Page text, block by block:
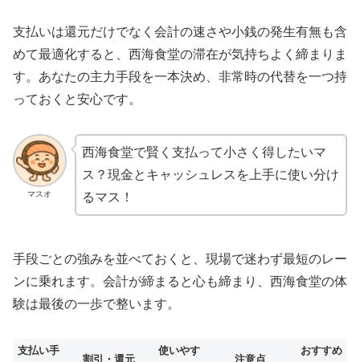
支払いは還元だけでなく会計の速さや小銭の発生有無も含
めて最適化すると、西海食堂の滞在が気持ちよく締まりま
す。あなたの主力手段を一本決め、非常時の代替を一つ持
っておくと安心です。
マスオ
西海食堂で賢く支払って小さく得したいマ
ス？現金とキャッシュレスを上手に使い分け
るマス！
手段ごとの強みを並べておくと、現場で迷わず最短のレー
ンに乗れます。会計が締まると心も締まり、西海食堂の体
験は最後の一歩で整います。
支払い手
割引・還元
使いやす
注意点
おすすめ